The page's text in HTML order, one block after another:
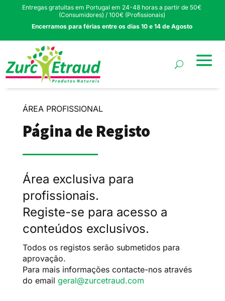
Entregas gratuitas em Portugal em 24-48 horas a partir de 50€
(Consumidores) / 100€ (Profissionais)
Encerramos para férias entre os dias 10 e 14 de Agosto
ÁREA PROFISSIONAL
Página de Registo
Área exclusiva para
profissionais.
Registe-se para acesso a
conteúdos exclusivos.
Todos os registos serão submetidos para
aprovação.
Para mais informações contacte-nos através
do email geral@zurcetraud.com